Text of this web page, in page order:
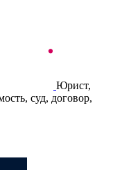
Юрист,
суд, договор,